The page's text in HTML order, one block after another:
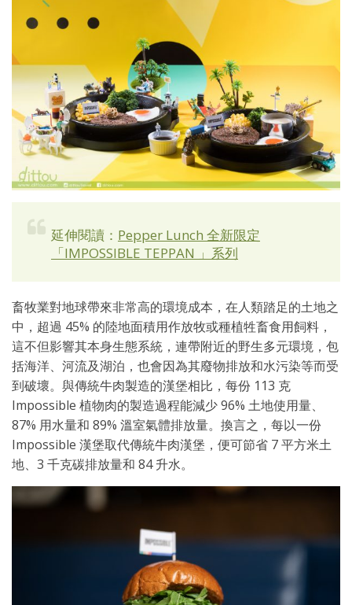
延伸閱讀： Pepper Lunch 全新限定
「IMPOSSIBLE TEPPAN 」系列
畜牧業對地球帶來非常高的環境成本，在人類踏足的土地之
中，超過 45% 的陸地面積用作放牧或種植牲畜食用飼料，
這不但影響其本身生態系統，連帶附近的野生多元環境，包
括海洋、河流及湖泊，也會因為其廢物排放和水污染等而受
到破壞。與傳統牛肉製造的漢堡相比，每份 113 克
Impossible 植物肉的製造過程能減少 96% 土地使用量、
87% 用水量和 89% 溫室氣體排放量。換言之，每以一份
Impossible 漢堡取代傳統牛肉漢堡，便可節省 7 平方米土
地、3 千克碳排放量和 84 升水。